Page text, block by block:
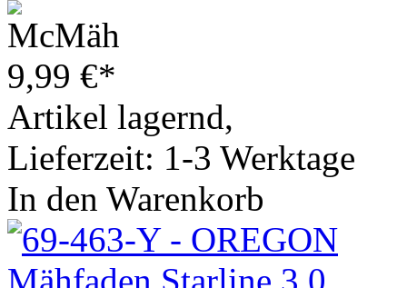
9,99 €*
Artikel lagernd,
Lieferzeit: 1-3 Werktage
In den Warenkorb